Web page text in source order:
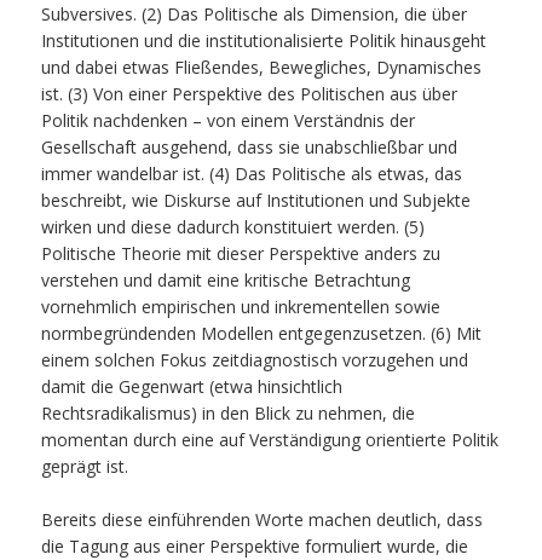
Subversives. (2) Das Politische als Dimension, die über
Institutionen und die institutionalisierte Politik hinausgeht
und dabei etwas Fließendes, Bewegliches, Dynamisches
ist. (3) Von einer Perspektive des Politischen aus über
Politik nachdenken – von einem Verständnis der
Gesellschaft ausgehend, dass sie unabschließbar und
immer wandelbar ist. (4) Das Politische als etwas, das
beschreibt, wie Diskurse auf Institutionen und Subjekte
wirken und diese dadurch konstituiert werden. (5)
Politische Theorie mit dieser Perspektive anders zu
verstehen und damit eine kritische Betrachtung
vornehmlich empirischen und inkrementellen sowie
normbegründenden Modellen entgegenzusetzen. (6) Mit
einem solchen Fokus zeitdiagnostisch vorzugehen und
damit die Gegenwart (etwa hinsichtlich
Rechtsradikalismus) in den Blick zu nehmen, die
momentan durch eine auf Verständigung orientierte Politik
geprägt ist.
Bereits diese einführenden Worte machen deutlich, dass
die Tagung aus einer Perspektive formuliert wurde, die